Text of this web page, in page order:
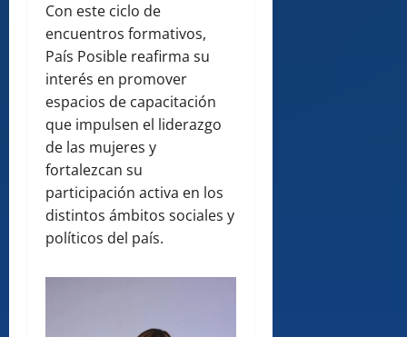
Con este ciclo de
encuentros formativos,
País Posible reafirma su
interés en promover
espacios de capacitación
que impulsen el liderazgo
de las mujeres y
fortalezcan su
participación activa en los
distintos ámbitos sociales y
políticos del país.